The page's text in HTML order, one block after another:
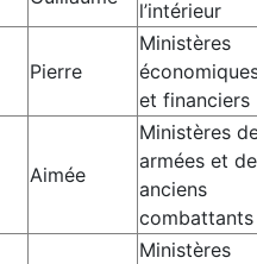
l’intérieur
Pierre
Ministères
et financiers
Aimée
Ministères
armées et
anciens
combattants
Ministères